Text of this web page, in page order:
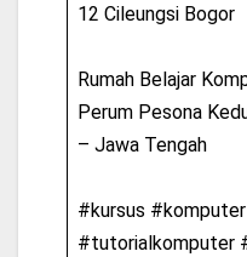
12 Cileungsi Bogor
Rumah Belajar
Perum Pesona
– Jawa Tengah
#kursus
#tutorialkomputer